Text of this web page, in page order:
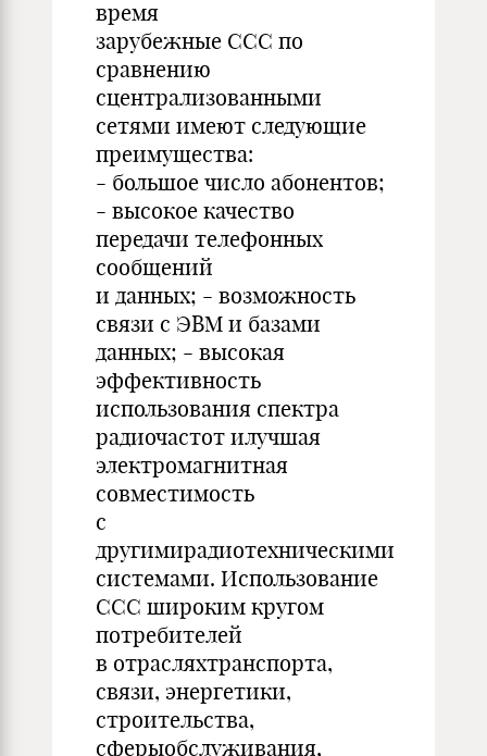
время
зарубежные ССС по
сравнению
сцентрализованными
сетями имеют следующие
преимущества:
- большое число абонентов;
- высокое качество
передачи телефонных
сообщений
и данных; - возможность
связи с ЭВМ и базами
данных; - высокая
эффективность
использования спектра
радиочастот илучшая
электромагнитная
совместимость
с
другимирадиотехническими
системами. Использование
ССС широким кругом
потребителей
в отрасляхтранспорта,
связи, энергетики,
строительства,
сферыобслуживания,